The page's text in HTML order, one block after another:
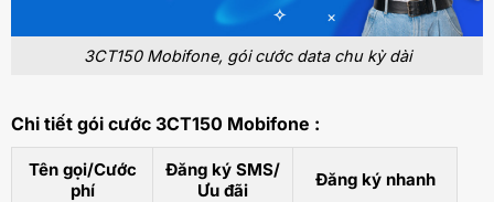
3CT150 Mobifone, gói cước data chu kỳ dài
Chi tiết gói cước 3CT150 Mobifone :
Tên gọi/Cước
phí
Đăng ký SMS/
Ưu đãi
Đăng ký nhanh